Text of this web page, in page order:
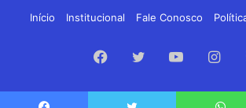
Início
Institucional Fale Conosco
Facebook
TwitterYouTube